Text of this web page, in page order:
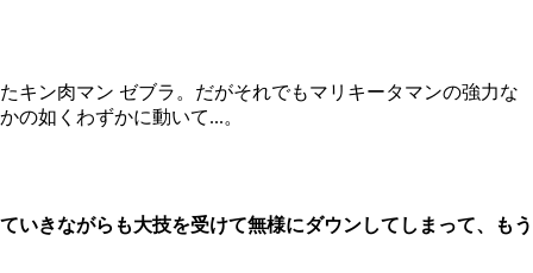
キン肉マン ゼブラ。だがそれでもマリキータマンの強力な
の如くわずかに動いて...。
いきながらも大技を受けて無様にダウンしてしまって、もう